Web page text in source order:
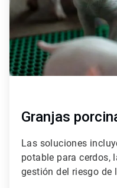
Granjas
Las soluciones
potable para cerdos,
gestión del riesgo de